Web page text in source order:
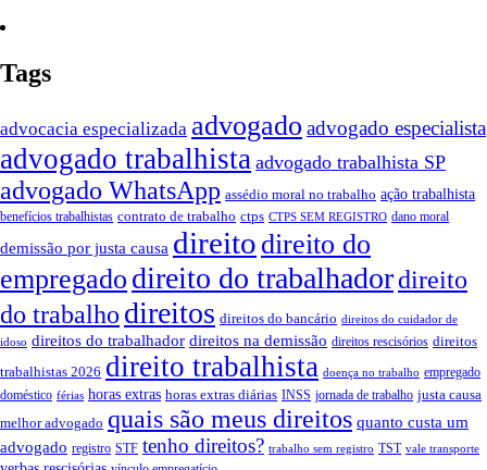
Tags
advocacia especializada advogado advogado especialista
advogado trabalhista advogado trabalhista SP
advogado WhatsApp assédio moral no trabalho ação trabalhista
benefícios trabalhistas contrato de trabalho ctps CTPS SEM REGISTRO dano moral
demissão por justa causa direito direito do
empregado direito do trabalhadordireito
do trabalho direitos direitos do bancário direitos do cuidador de
idoso direitos do trabalhador direitos na demissão direitos rescisórios direitos
trabalhistas 2026 direito trabalhista doença no trabalho empregado
doméstico férias horas extras horas extras diárias INSS jornada de trabalho justa causa
melhor advogado quais são meus direitos quanto custa um
advogado registro STF tenho direitos? trabalho sem registro TST vale transporte